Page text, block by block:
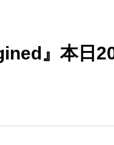
』本日